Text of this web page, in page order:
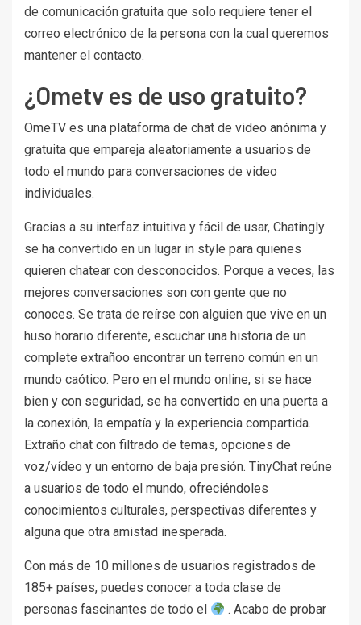
de comunicación gratuita que solo requiere tener el
correo electrónico de la persona con la cual queremos
mantener el contacto.
¿Ometv es de uso gratuito?
OmeTV es una plataforma de chat de video anónima y
gratuita que empareja aleatoriamente a usuarios de
todo el mundo para conversaciones de video
individuales.
Gracias a su interfaz intuitiva y fácil de usar, Chatingly
se ha convertido en un lugar in style para quienes
quieren chatear con desconocidos. Porque a veces, las
mejores conversaciones son con gente que no
conoces. Se trata de reírse con alguien que vive en un
huso horario diferente, escuchar una historia de un
complete extrañoo encontrar un terreno común en un
mundo caótico. Pero en el mundo online, si se hace
bien y con seguridad, se ha convertido en una puerta a
la conexión, la empatía y la experiencia compartida.
Extraño chat con filtrado de temas, opciones de
voz/vídeo y un entorno de baja presión. TinyChat reúne
a usuarios de todo el mundo, ofreciéndoles
conocimientos culturales, perspectivas diferentes y
alguna que otra amistad inesperada.
Con más de 10 millones de usuarios registrados de
185+ países, puedes conocer a toda clase de
personas fascinantes de todo el
. Acabo de probar